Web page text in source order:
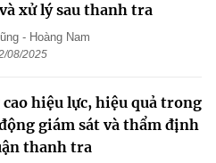
xử lý sau thanh tra
- Hoàng Nam
08/2025
cao hiệu lực, hiệu quả trong
giám sát và thẩm định
thanh tra